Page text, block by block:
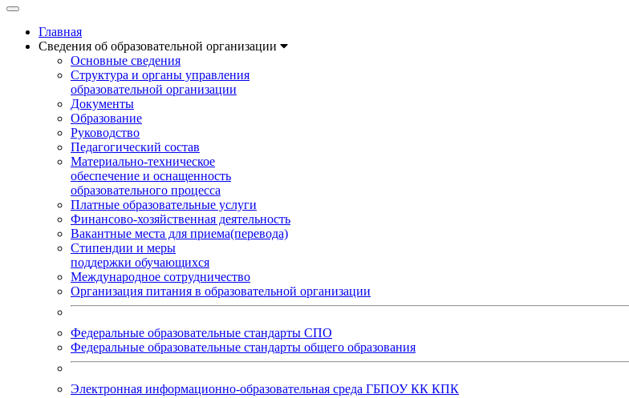
Главная
Сведения об образовательной организации
Основные сведения
Структура и органы управления
образовательной организации
Документы
Образование
Руководство
Педагогический состав
Материально-техническое
обеспечение и оснащенность
образовательного процесса
Платные образовательные услуги
Финансово-хозяйственная деятельность
Вакантные места для приема(перевода)
Стипендии и меры
поддержки обучающихся
Международное сотрудничество
Организация питания в образовательной организации
Федеральные образовательные стандарты СПО
Федеральные образовательные стандарты общего образования
Электронная информационно-образовательная среда ГБПОУ КК КПК